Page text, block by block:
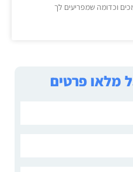
מלאו פרטים
וכדומה שמפריעים לך